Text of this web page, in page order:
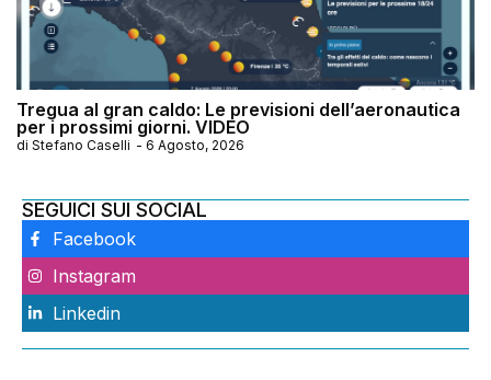
Tregua al gran caldo: Le previsioni dell’aeronautica
per i prossimi giorni. VIDEO
di Stefano Caselli - 6 Agosto, 2026
SEGUICI SUI SOCIAL
Facebook
Instagram
Linkedin